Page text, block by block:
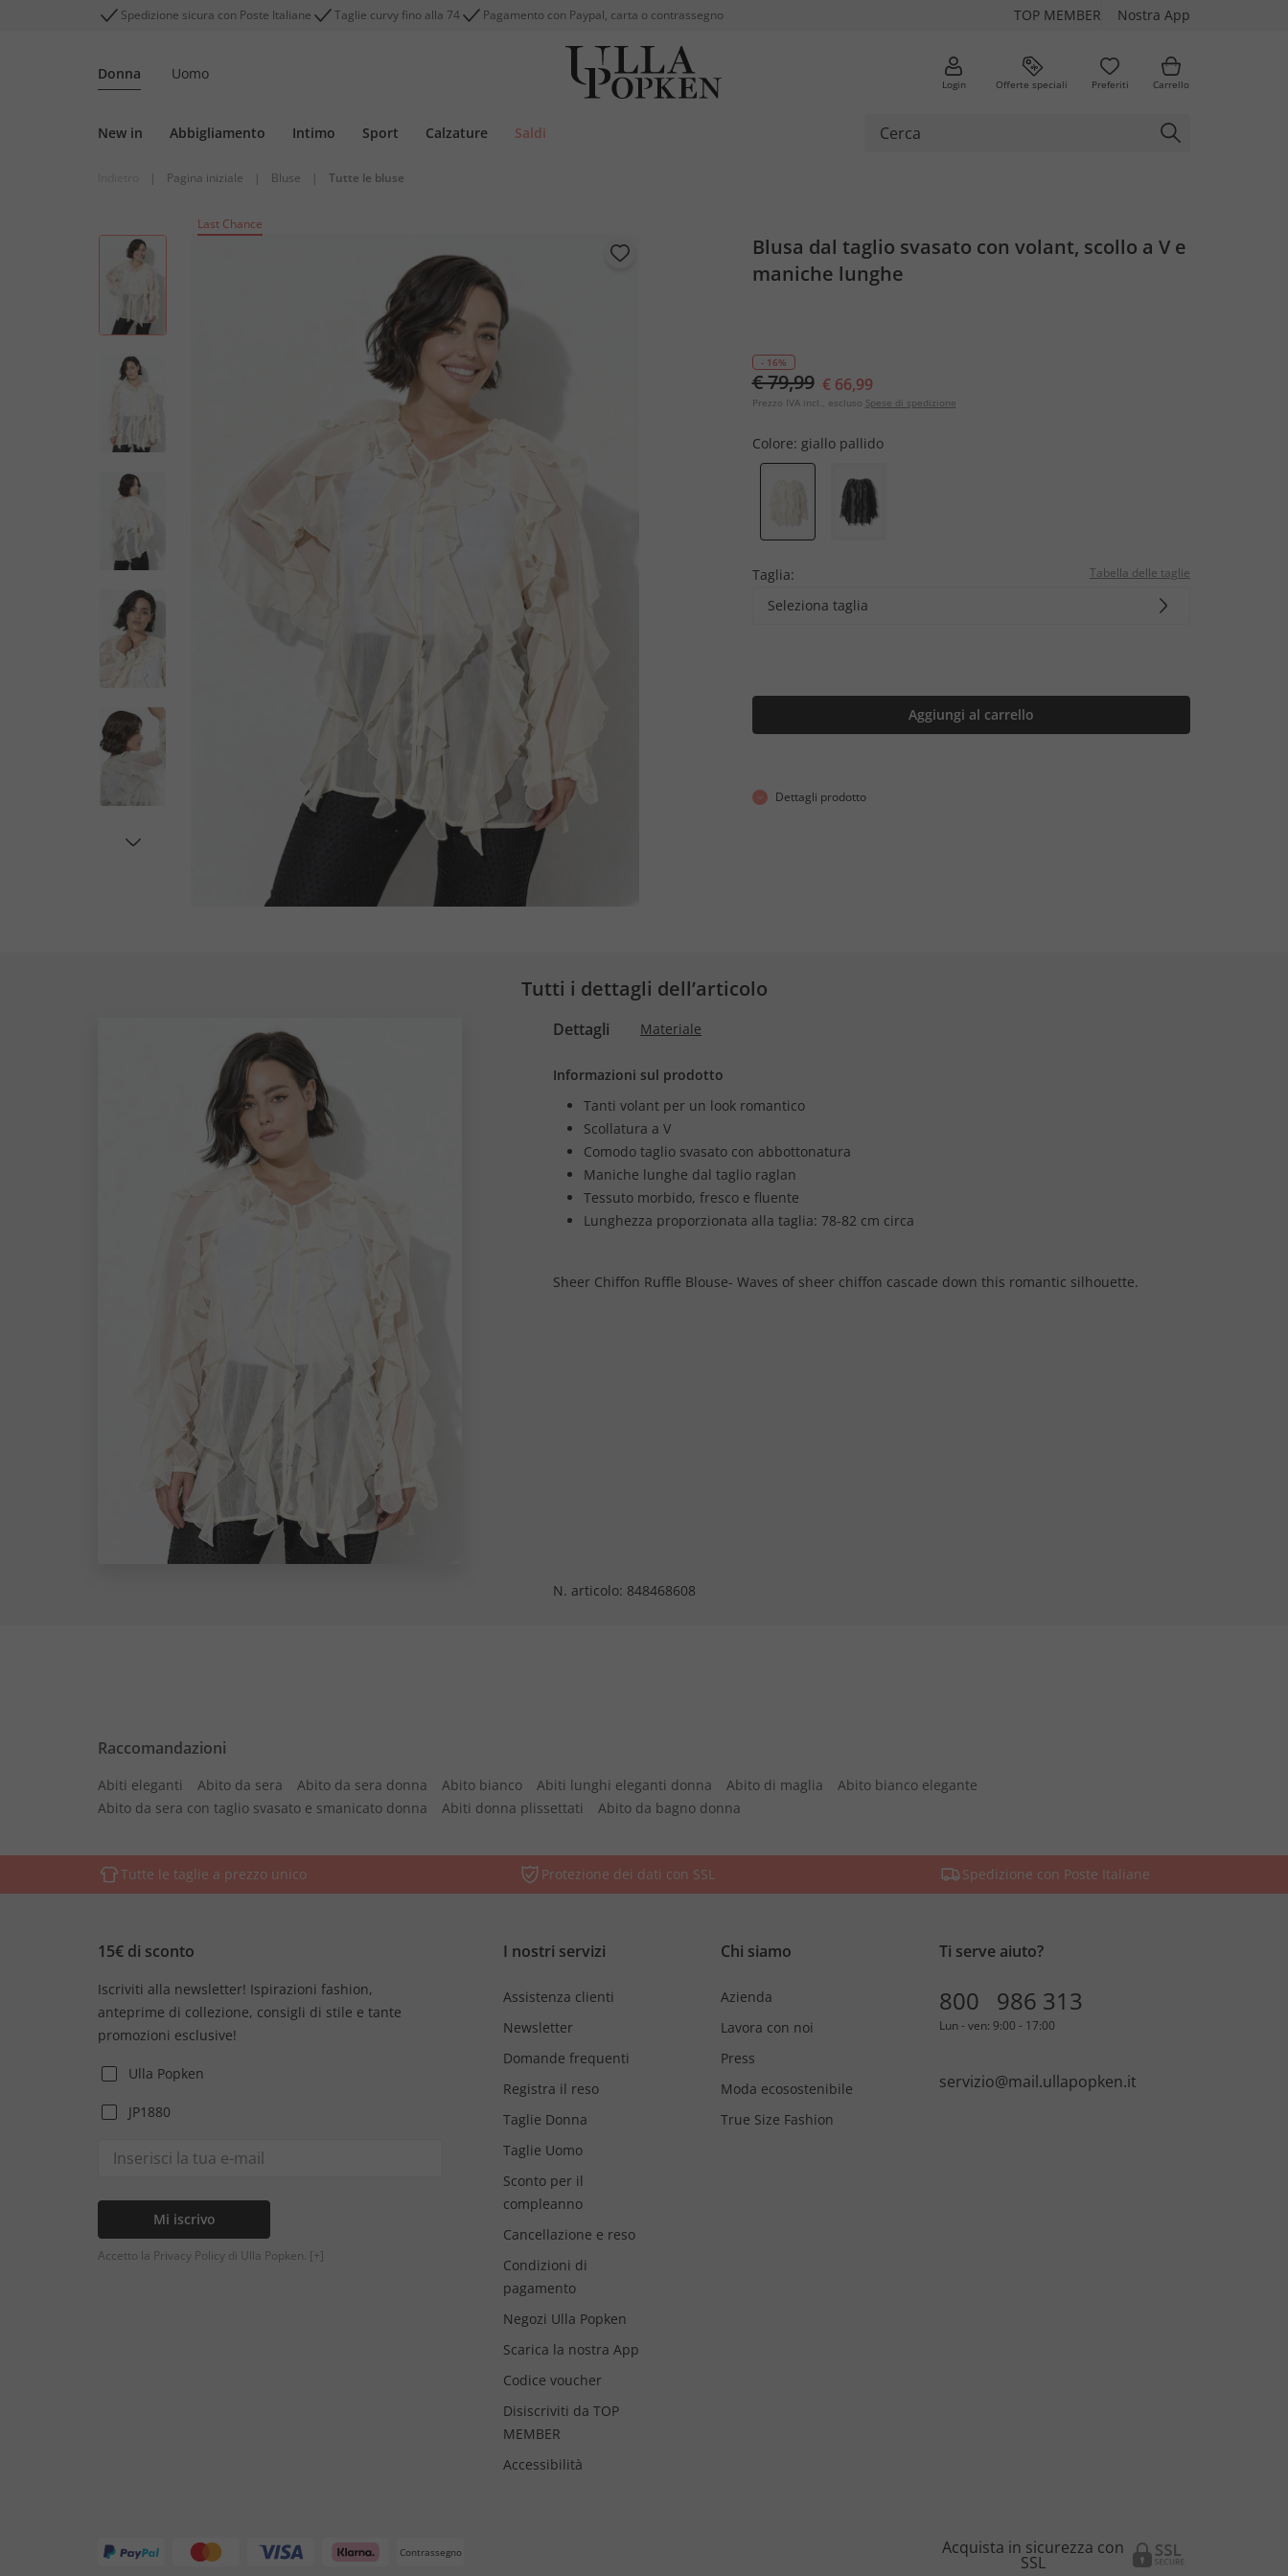
Spedizione sicura con Poste Italiane Taglie curvy fino alla 74 Pagamento con Paypal, carta o contrassegno TOP MEMBER Nostra App
Donna Uomo
Login Offerte speciali Preferiti Carrello
New in Abbigliamento Intimo Sport Calzature Saldi
| Pagina iniziale | Bluse | Tutte le bluse
Last Chance
Blusa dal taglio svasato con volant, scollo a V e
maniche lunghe
- 16%
€ 79,99 € 66,99
Prezzo IVA incl., escluso Spese di spedizione
Colore: giallo pallido
Taglia: Tabella delle taglie
Seleziona taglia
Aggiungi al carrello
Dettagli prodotto
Tutti i dettagli dell’articolo
Dettagli Materiale
Informazioni sul prodotto
Tanti volant per un look romantico
Scollatura a V
Comodo taglio svasato con abbottonatura
Maniche lunghe dal taglio raglan
Tessuto morbido, fresco e fluente
Lunghezza proporzionata alla taglia: 78-82 cm circa
Sheer Chiffon Ruffle Blouse- Waves of sheer chiffon cascade down this romantic silhouette.
N. articolo: 848468608
Raccomandazioni
Abiti eleganti Abito da sera Abito da sera donna Abito bianco Abiti lunghi eleganti donna Abito di maglia
Abito bianco elegante
Abito da sera con taglio svasato e smanicato donna
Abiti donna plissettati Abito da bagno donna
Tutte le taglie a prezzo unico Protezione dei dati con SSL Spedizione con Poste Italiane
15€ di sconto
Iscriviti alla newsletter! Ispirazioni fashion,
anteprime di collezione, consigli di stile e tante
promozioni esclusive!
Ulla Popken
JP1880
Mi iscrivo
Accetto la Privacy Policy di Ulla Popken. [+]
I nostri servizi
Assistenza clienti
Newsletter
Domande frequenti
Registra il reso
Taglie Donna
Taglie Uomo
Sconto per il
compleanno
Cancellazione e reso
Condizioni di
pagamento
Negozi Ulla Popken
Scarica la nostra App
Codice voucher
Disiscriviti da TOP
MEMBER
Accessibilità
Chi siamo
Azienda
Lavora con noi
Press
Moda ecosostenibile
True Size Fashion
Ti serve aiuto?
800 986 313
Lun - ven: 9:00 - 17:00
servizio@mail.ullapopken.it
Contrassegno Acquista in sicurezza con
SSL